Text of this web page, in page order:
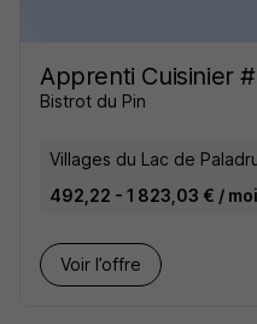
Apprenti Cuisinier
Bistrot du Pin
Villages du Lac de
492,22 - 1 823,03 € /
Voir l’offre